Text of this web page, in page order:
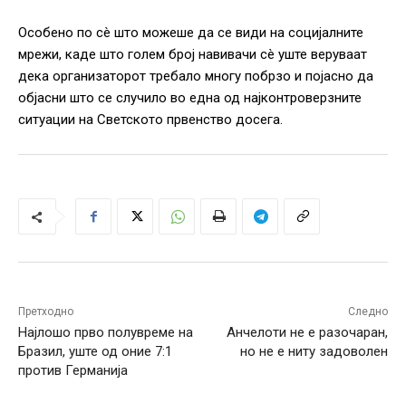
Особено по сè што можеше да се види на социјалните
мрежи, каде што голем број навивачи сè уште веруваат
дека организаторот требало многу побрзо и појасно да
објасни што се случило во една од најконтроверзните
ситуации на Светското првенство досега.
Претходно
Најлошо прво полувреме на
Бразил, уште од оние 7:1
против Германија
Следно
Анчелоти не е разочаран,
но не е ниту задоволен